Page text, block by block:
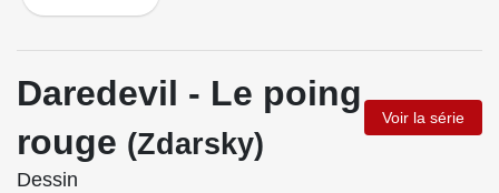
Daredevil - Le poing
rouge (Zdarsky)
Voir la série
Dessin